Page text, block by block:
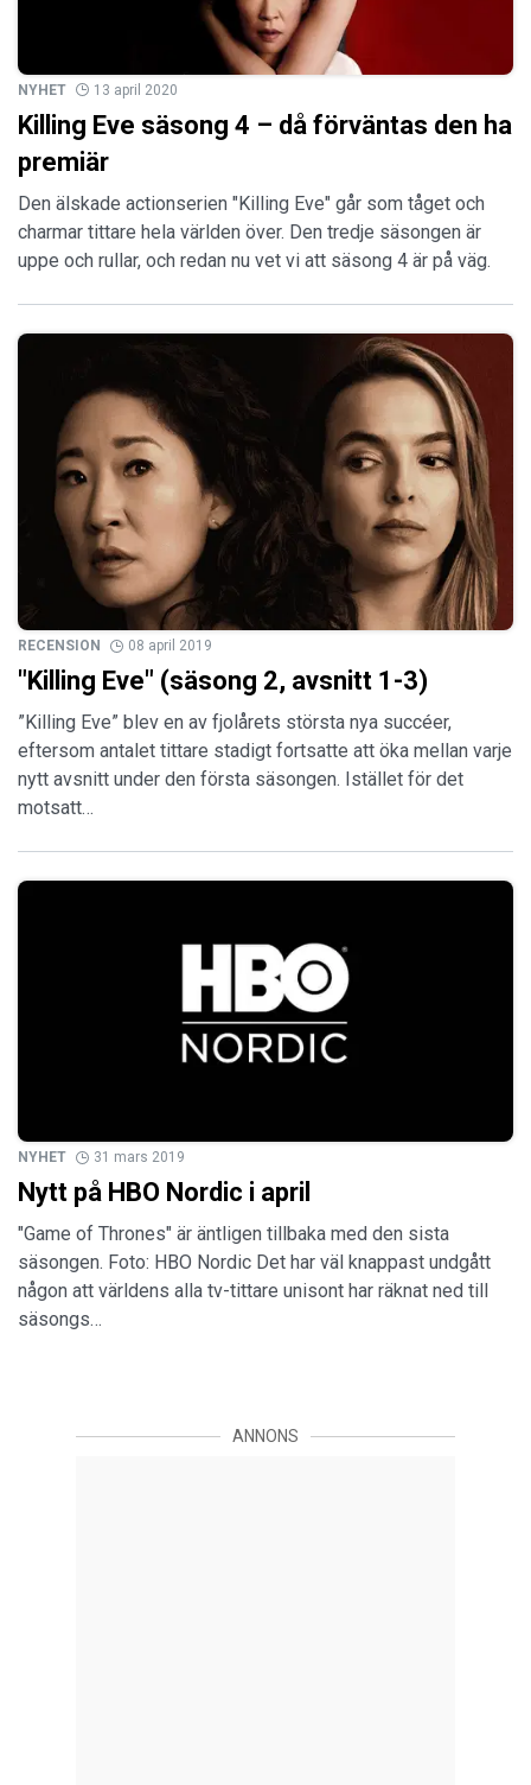
NYHET 13 april 2020
Killing Eve säsong 4 – då förväntas den ha
premiär
Den älskade actionserien "Killing Eve" går som tåget och
charmar tittare hela världen över. Den tredje säsongen är
uppe och rullar, och redan nu vet vi att säsong 4 är på väg.
RECENSION 08 april 2019
"Killing Eve" (säsong 2, avsnitt 1-3)
”Killing Eve” blev en av fjolårets största nya succéer,
eftersom antalet tittare stadigt fortsatte att öka mellan varje
nytt avsnitt under den första säsongen. Istället för det
motsatt…
NYHET 31 mars 2019
Nytt på HBO Nordic i april
"Game of Thrones" är äntligen tillbaka med den sista
säsongen. Foto: HBO Nordic Det har väl knappast undgått
någon att världens alla tv-tittare unisont har räknat ned till
säsongs…
ANNONS